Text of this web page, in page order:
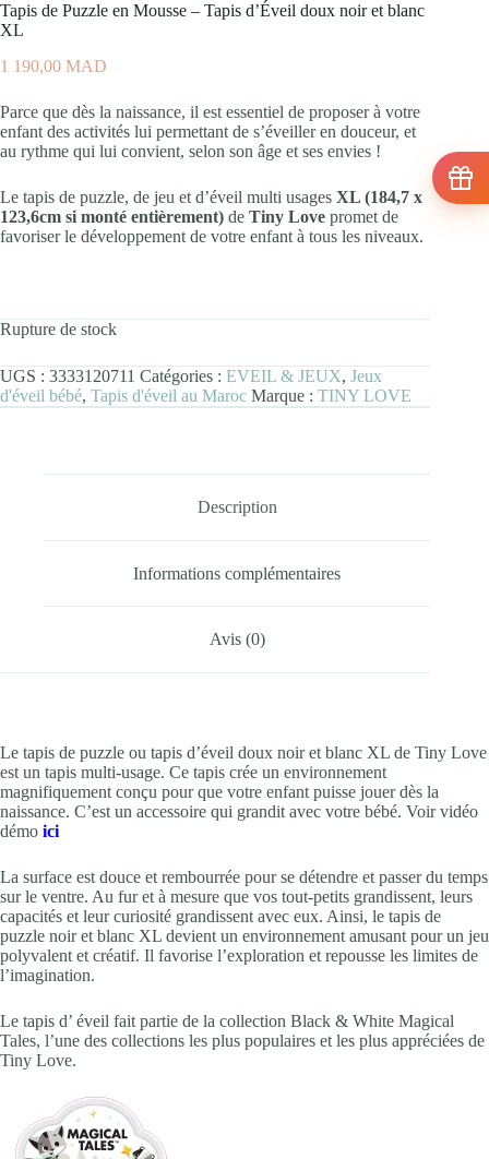
Tapis de Puzzle en Mousse – Tapis d’Éveil doux noir et blanc
XL
1 190,00 MAD
Parce que dès la naissance, il est essentiel de proposer à votre
enfant des activités lui permettant de s’éveiller en douceur, et
au rythme qui lui convient, selon son âge et ses envies !
Le tapis de puzzle, de jeu et d’éveil multi usages XL (184,7 x
123,6cm si monté entièrement) de Tiny Love promet de
favoriser le développement de votre enfant à tous les niveaux.
Rupture de stock
UGS : 3333120711 Catégories : EVEIL & JEUX, Jeux
d'éveil bébé, Tapis d'éveil au Maroc Marque : TINY LOVE
Description
Informations complémentaires
Avis (0)
Le tapis de puzzle ou tapis d’éveil doux noir et blanc XL de Tiny Love
est un tapis multi-usage. Ce tapis crée un environnement
magnifiquement conçu pour que votre enfant puisse jouer dès la
naissance. C’est un accessoire qui grandit avec votre bébé. Voir vidéo
démo ici
La surface est douce et rembourrée pour se détendre et passer du temps
sur le ventre. Au fur et à mesure que vos tout-petits grandissent, leurs
capacités et leur curiosité grandissent avec eux. Ainsi, le tapis de
puzzle noir et blanc XL devient un environnement amusant pour un jeu
polyvalent et créatif. Il favorise l’exploration et repousse les limites de
l’imagination.
Le tapis d’ éveil fait partie de la collection Black & White Magical
Tales, l’une des collections les plus populaires et les plus appréciées de
Tiny Love.